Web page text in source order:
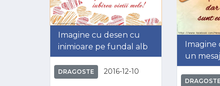
Imagine cu desen cu
inimioare pe fundal alb
DRAGOSTE 2016-12-10
Imagine
un